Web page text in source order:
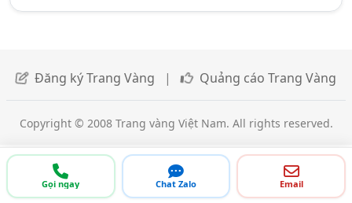
Gọi ngay Chat Zalo Email
Đăng ký Trang Vàng | Quảng cáo Trang Vàng
Copyright © 2008 Trang vàng Việt Nam. All rights reserved.